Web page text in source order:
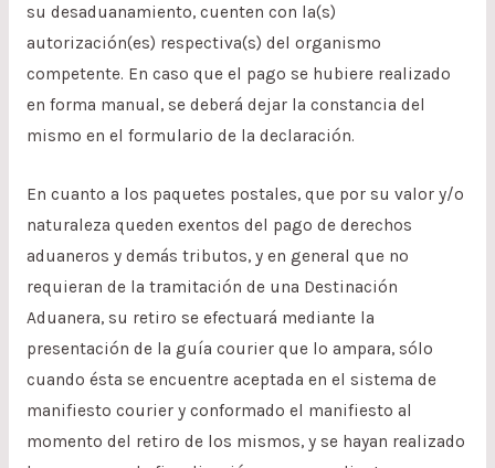
su desaduanamiento, cuenten con la(s)
autorización(es) respectiva(s) del organismo
competente. En caso que el pago se hubiere realizado
en forma manual, se deberá dejar la constancia del
mismo en el formulario de la declaración.
En cuanto a los paquetes postales, que por su valor y/o
naturaleza queden exentos del pago de derechos
aduaneros y demás tributos, y en general que no
requieran de la tramitación de una Destinación
Aduanera, su retiro se efectuará mediante la
presentación de la guía courier que lo ampara, sólo
cuando ésta se encuentre aceptada en el sistema de
manifiesto courier y conformado el manifiesto al
momento del retiro de los mismos, y se hayan realizado